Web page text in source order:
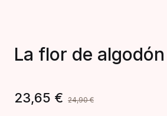
La flor de
23,65 € 24,90€